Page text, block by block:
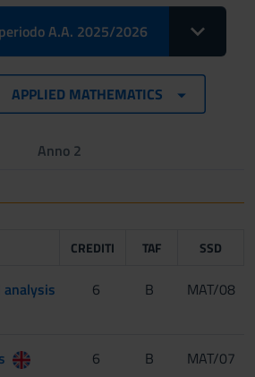
A.A. 2025/2026
Toggle
APPLIED MATHEMATICS
Anno 2
CREDITI TAF SSD
analysis 6 B MAT/08
6 B MAT/07